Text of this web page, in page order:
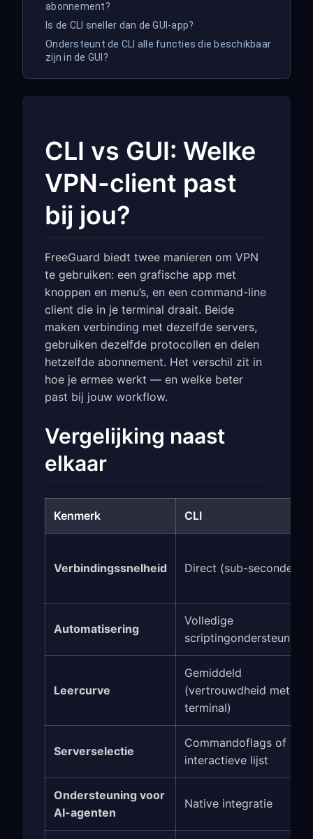
abonnement?
Is de CLI sneller dan de GUI-app?
Ondersteunt de CLI alle functies die beschikbaar
zijn in de GUI?
CLI vs GUI: Welke
VPN-client past
bij jou?
FreeGuard biedt twee manieren om VPN
te gebruiken: een grafische app met
knoppen en menu’s, en een command-line
client die in je terminal draait. Beide
maken verbinding met dezelfde servers,
gebruiken dezelfde protocollen en delen
hetzelfde abonnement. Het verschil zit in
hoe je ermee werkt — en welke beter
past bij jouw workflow.
Vergelijking naast
elkaar
Kenmerk CLI
Verbindingssnelheid Direct (sub-seconde)
Automatisering
Volledige
scriptingondersteuning
Leercurve
Gemiddeld
(vertrouwdheid met
terminal)
Serverselectie
Commandoflags of
interactieve lijst
Ondersteuning voor
AI-agenten
Native integratie